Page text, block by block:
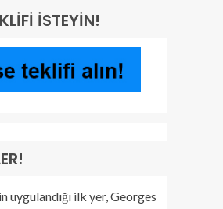
İSTEYIN!
uygulandığı ilk yer, Georges